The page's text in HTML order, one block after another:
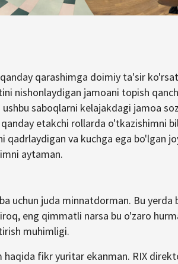
qarashimga doimiy ta'sir
nishonlaydigan jamoani topish
saboqlarni kelajakdagi jamoa
etakchi rollarda o'tkazishimni
va kuchga ega bo'lgan
aytaman.
uchun juda minnatdorman. Bu yerda
eng qimmatli narsa bu o'zaro
muhimligi.
fikr yuritar ekanman. RIX